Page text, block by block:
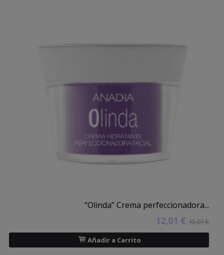
“Olinda” Crema perfeccionadora...
12,01 € 15,01 €
Añadir a Carrito